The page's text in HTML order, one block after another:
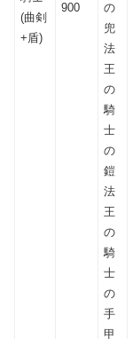
(曲剣
+盾)
900
の
兜
法
王
の
騎
士
の
鎧
法
王
の
騎
士
の
手
甲